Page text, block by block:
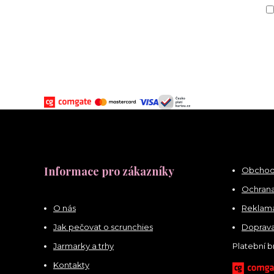
Informace pro zákazníky
O nás
Jak pečovat o scrunchies
Jarmarky a trhy
Kontakty
Platební